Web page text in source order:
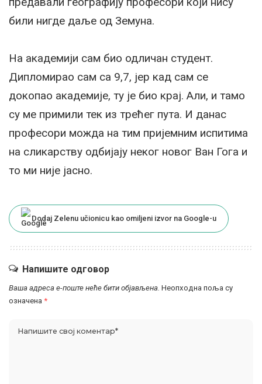
били нигде даље од Земуна.
На академији сам био одличан студент.
Дипломирао сам са 9,7, јер кад сам се
докопао академије, ту је био крај. Али, и тамо
су ме примили тек из трећег пута. И данас
професори можда на тим пријемним испитима
на сликарству одбијају неког новог Ван Гога и
то ми није јасно.
Dodaj Zelenu učionicu kao omiljeni izvor na Google-u
Напишите одговор
Ваша адреса е-поште неће бити објављена. Неопходна поља су
означена *